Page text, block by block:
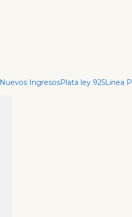
Nuevos IngresosPlata ley 925Linea